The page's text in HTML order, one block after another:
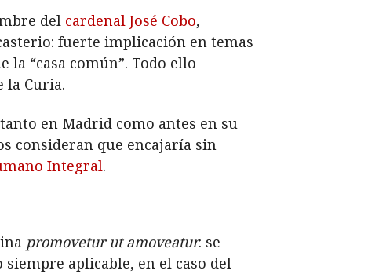
del cardenal José Cobo,
fuerte implicación en temas
“casa común”. Todo ello
la Curia.
en Madrid como antes en su
consideran que encajaría sin
Integral.
promovetur ut amoveatur: se
aplicable, en el caso del